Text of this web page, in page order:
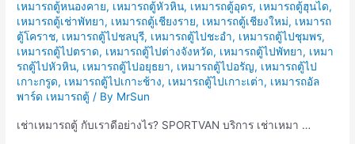
เหมารถตู้หนองคาย, เหมารถตู้หัวหิน, เหมารถตู้อุดร, เหมารถตู้ฮุนได,
เหมารถตู้เช่าพัทยา, เหมารถตู้เชียงราย, เหมารถตู้เชียงใหม่, เหมารถ
ตู้โคราช, เหมารถตู้ไปชลบุรี, เหมารถตู้ไปชะอำ, เหมารถตู้ไปชุมพร,
เหมารถตู้ไปตราด, เหมารถตู้ไปต่างจังหวัด, เหมารถตู้ไปพัทยา, เหมา
รถตู้ไปหัวหิน, เหมารถตู้ไปอยุธยา, เหมารถตู้ไปอรัญ, เหมารถตู้ไป
เกาะกรูด, เหมารถตู้ไปเกาะช้าง, เหมารถตู้ไปเกาะเต่า, เหมารถอัล
พาร์ด เหมารถตู้ / By MrSun
เช่าเหมารถตู้ กับเราดีอย่างไร? SPORTVAN บริการ เช่าเหมา …